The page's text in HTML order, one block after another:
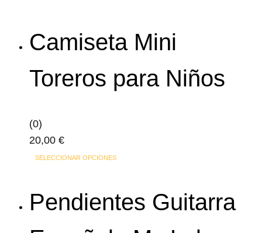
elegir
la
página
Camiseta Mini
Toreros para Niños
(0)
20,00 €
SELECCIONAR OPCIONESEste
múltiples
Pendientes Guitarra